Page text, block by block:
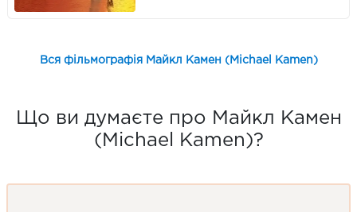
Вся фільмографія Майкл Камен (Michael Kamen)
Що ви думаєте про Майкл Камен
(Michael Kamen)?